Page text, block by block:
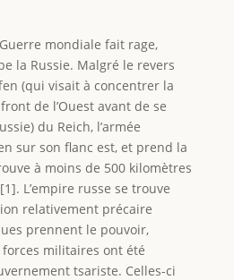
mondiale fait rage,
la Russie. Malgré le revers
(qui visait à concentrer la
de l’Ouest avant de se
du Reich, l’armée
sur son flanc est, et prend la
à moins de 500 kilomètres
L’empire russe se trouve
relativement précaire
prennent le pouvoir,
militaires ont été
tsariste. Celles-ci